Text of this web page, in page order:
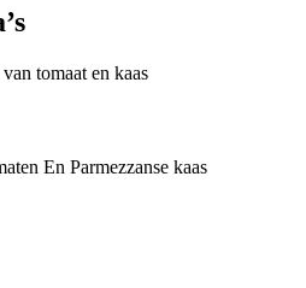
tomaat en kaas
En Parmezzanse kaas